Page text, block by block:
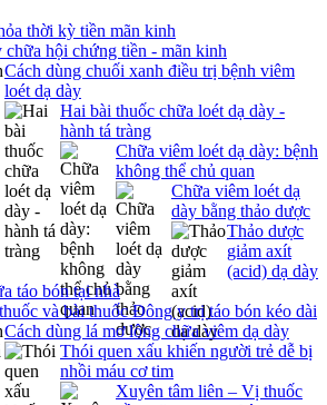
thời kỳ tiền mãn kinh
hội chứng tiền - mãn kinh
Cách dùng chuối xanh điều trị bệnh viêm
loét dạ dày
Hai bài thuốc chữa loét dạ dày -
hành tá tràng
Chữa viêm loét dạ dày: bệnh
không thể chủ quan
Chữa viêm loét dạ
dày bằng thảo dược
Thảo dược
giảm axít
(acid) dạ dày
táo bón tại nhà
và bài thuốc Đông y trị táo bón kéo dài
Cách dùng lá mơ lông chữa viêm dạ dày
Thói quen xấu khiến người trẻ dễ bị
nhồi máu cơ tim
Xuyên tâm liên – Vị thuốc